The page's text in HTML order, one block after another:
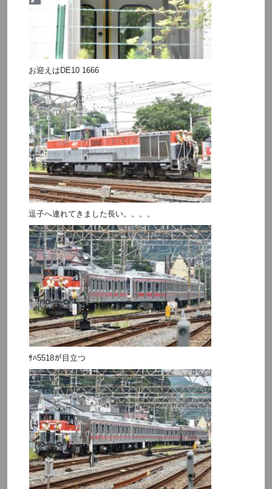
お迎えはDE10 1666
逗子へ連れてきました長い。。。。
ｻﾊ5518が目立つ